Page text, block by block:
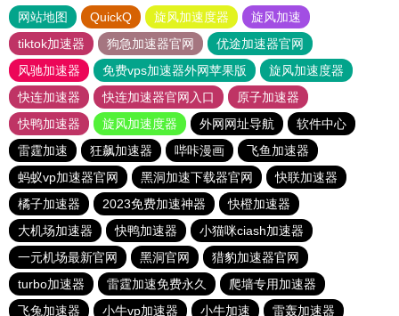
网站地图 QuickQ 旋风加速度器
旋风加速
tiktok加速器
狗急加速器官网
优途加速器官网
风驰加速器
免费vps加速器外网苹果版
旋风加速度器
快连加速器
快连加速器官网入口
原子加速器
快鸭加速器
旋风加速度器 外网网址导航
软件中心
雷霆加速
狂飙加速器 哔咔漫画
飞鱼加速器
蚂蚁vp加速器官网
黑洞加速下载器官网
快联加速器
橘子加速器
2023免费加速神器
快橙加速器
大机场加速器
快鸭加速器
小猫咪ciash加速器
一元机场最新官网
黑洞官网
猎豹加速器官网
turbo加速器
雷霆加速免费永久
爬墙专用加速器
飞兔加速器
小牛vp加速器 小牛加速 雷轰加速器